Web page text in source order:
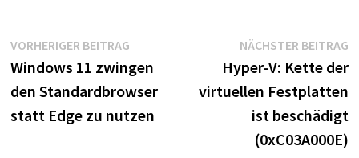
Beitragsnavigation
VORHERIGER BEITRAGVorheriger
Beitrag:
Windows 11 zwingen
den Standardbrowser
statt Edge zu nutzen
NÄCHSTER BEITRAG
Hyper-V: Kette der
virtuellen Festplatten
ist beschädigt
(0xC03A000E)